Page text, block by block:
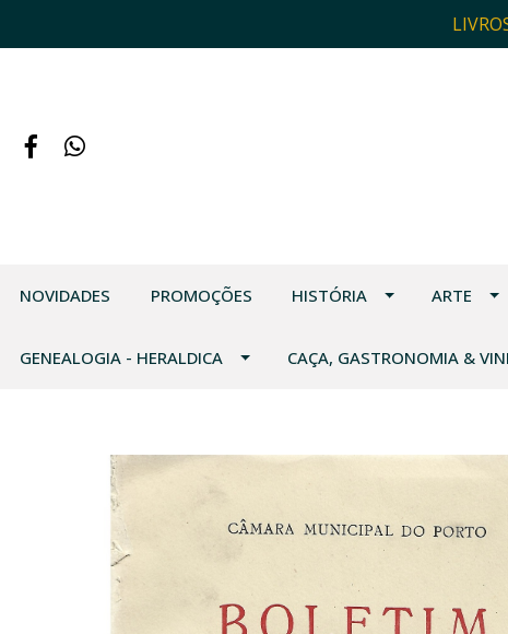
NOVIDADES PROMOÇÕES HISTÓRIA ARTE
GENEALOGIA - HERALDICA CAÇA, GASTRONOMIA &